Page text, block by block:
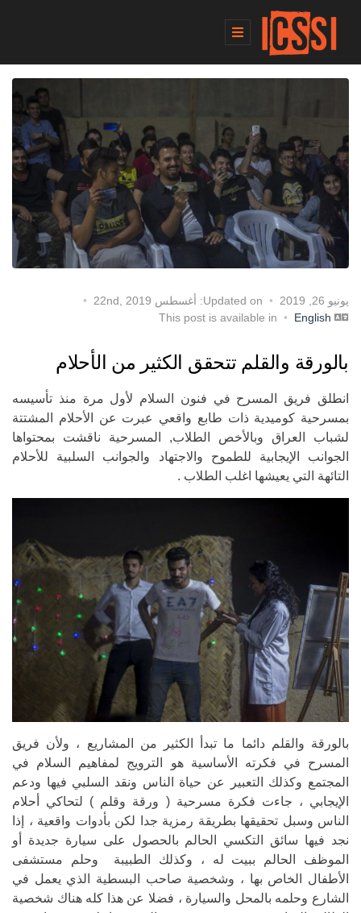
يونيو 26, 2019
Updated on: أغسطس 22nd, 2019
English
بالورقة والقلم تتحقق الكثير من الأحلام
انطلق فريق المسرح في فنون السلام لأول مرة منذ تأسيسه
بمسرحية كوميدية ذات طابع واقعي عبرت عن الأحلام المشتتة
لشباب العراق وبالأخص الطلاب, المسرحية ناقشت بمحتواها
الجوانب الإيجابية للطموح والاجتهاد والجوانب السلبية للأحلام
التائهة التي يعيشها اغلب الطلاب .
بالورقة والقلم دائما ما تبدأ الكثير من المشاريع ، ولأن فريق
المسرح في فكرته الأساسية هو الترويج لمفاهيم السلام في
المجتمع وكذلك التعبير عن حياة الناس ونقد السلبي فيها ودعم
الإيجابي ، جاءت فكرة مسرحية ( ورقة وقلم ) لتحاكي أحلام
الناس وسبل تحقيقها بطريقة رمزية جدا لكن بأدوات واقعية ، إذا
نجد فيها سائق التكسي الحالم بالحصول على سيارة جديدة أو
الموظف الحالم ببيت له ، وكذلك الطبيبة وحلم مستشفى
الأطفال الخاص بها ، وشخصية صاحب البسطية الذي يعمل في
الشارع وحلمه بالمحل والسيارة ، فضلا عن هذا كله هناك شخصية